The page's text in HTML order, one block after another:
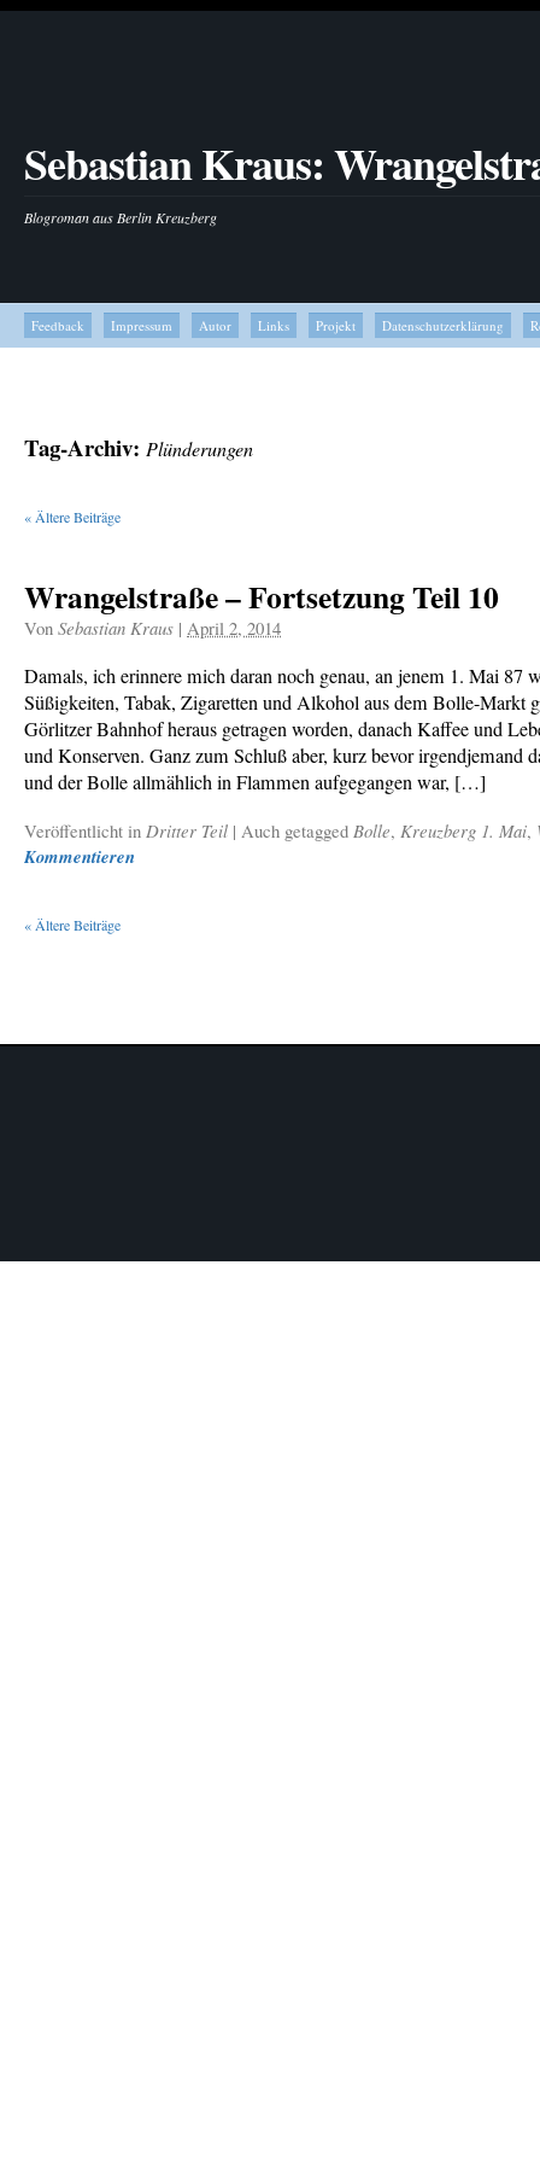
Sebastian Kraus:
Blogroman aus Berlin Kreuzberg
Feedback Impressum Autor Links Projekt Datenschutzerklärung
Tag-Archiv: Plünderungen
« Ältere Beiträge
Wrangelstraße – Fortsetzung Teil 10
Von Sebastian Kraus | April 2, 2014
Damals, ich erinnere mich daran noch genau, an jenem 1. Mai 87
Süßigkeiten, Tabak, Zigaretten und Alkohol aus dem Bolle-Markt
Görlitzer Bahnhof heraus getragen worden, danach Kaffee und
und Konserven. Ganz zum Schluß aber, kurz bevor irgendjemand
und der Bolle allmählich in Flammen aufgegangen war, […]
Veröffentlicht in Dritter Teil | Auch getagged Bolle, Kreuzberg 1. Mai,
Kommentieren
« Ältere Beiträge